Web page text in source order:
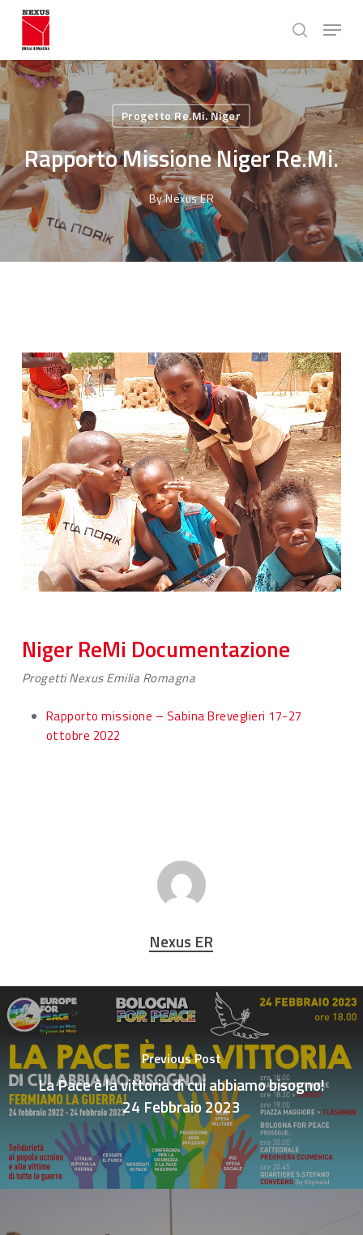
Skip
main
content
search
Menu
Progetto Re.Mi. Niger
Rapporto Missione Niger Re.Mi.
ByNexus ER
Niger ReMi Documentazione
Progetti Nexus Emilia Romagna
Rapporto missione – Sabina Breveglieri 17-27
ottobre 2022
Nexus ER
Previous Post
La Pace è la vittoria di cui abbiamo bisogno!
24 Febbraio 2023
Menu